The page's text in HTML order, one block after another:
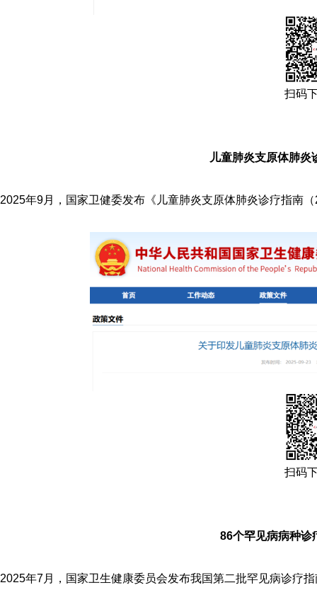
扫码
儿童肺炎支原体肺炎
2025年9月，国家卫健委发布《儿童肺炎支原体肺炎诊疗指南
扫码
86个罕见病病种诊
2025年7月，国家卫生健康委员会发布我国第二批罕见病诊